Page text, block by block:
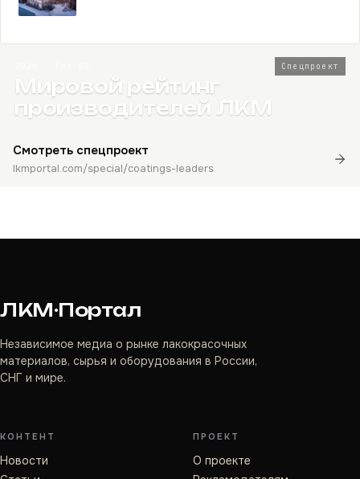
Спецпроект
Мировой рейтинг
производителей ЛКМ
Смотреть спецпроект
lkmportal.com/special/coatings-leaders
ЛКМ·Портал
Независимое медиа о рынке лакокрасочных
материалов, сырья и оборудования в России,
СНГ и мире.
КОНТЕНТ
Новости
ПРОЕКТ
О проекте